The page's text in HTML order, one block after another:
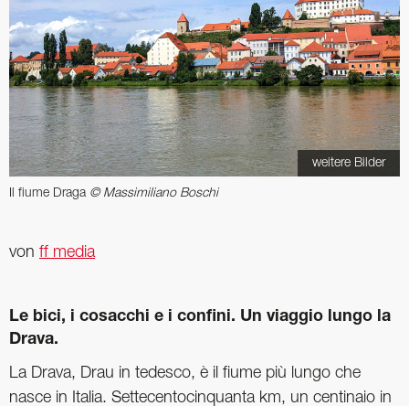
weitere Bilder
Il fiume Draga © Massimiliano Boschi
von ff media
Le bici, i cosacchi e i confini. Un viaggio lungo la
Drava.
La Drava, Drau in tedesco, è il fiume più lungo che
nasce in Italia. Settecentocinquanta km, un centinaio in